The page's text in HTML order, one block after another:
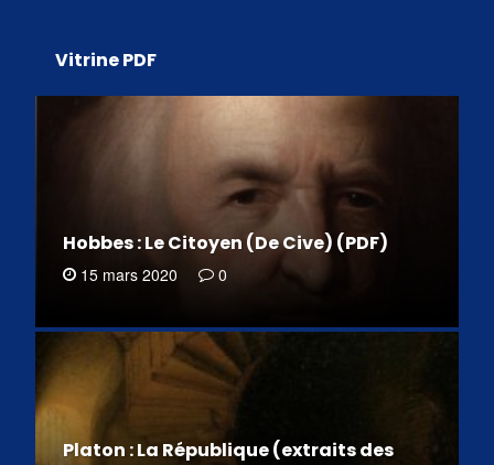
Vitrine PDF
Hobbes : Le Citoyen (De Cive) (PDF)
15 mars 2020 0
Platon : La République (extraits des